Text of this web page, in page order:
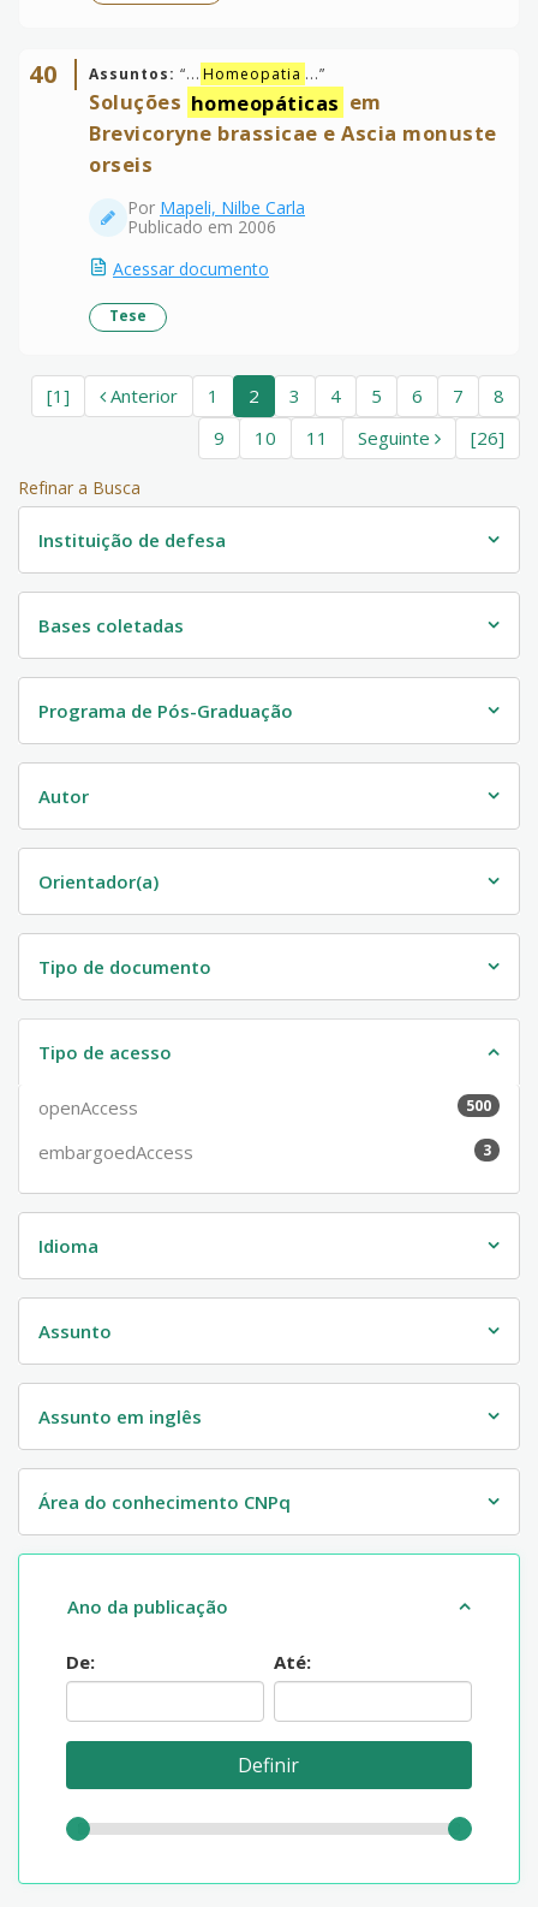
40 Assuntos: “... Homeopatia ...”
Soluções homeopáticas em
Brevicoryne brassicae e Ascia monuste
orseis
Por Mapeli, Nilbe Carla
Publicado em 2006
Acessar documento
Tese
[1] Anterior 1 2 3 4 5 6 7
8
9
10 11 Seguinte [26]
Refinar a Busca
Instituição de defesa
Bases coletadas
Programa de Pós-Graduação
Autor
Orientador(a)
Tipo de documento
Tipo de acesso
openAccess 500
embargoedAccess 3
Idioma
Assunto
Assunto em inglês
Área do conhecimento CNPq
Ano da publicação
De: Até: